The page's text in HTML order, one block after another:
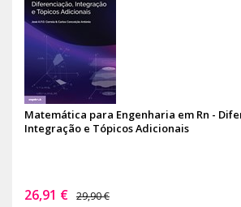
Matemática para Engenharia em Rn -
Integração e Tópicos Adicionais
26,91 € 29,90 €